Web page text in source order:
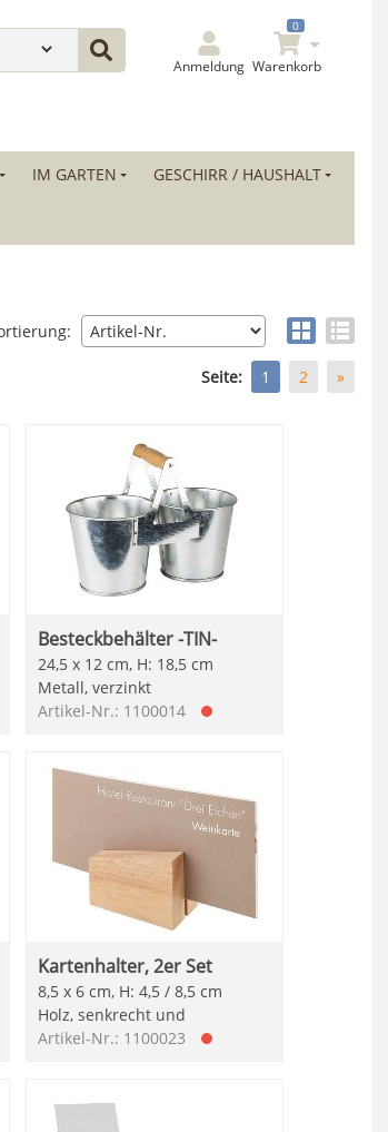
Anmeldung
0
Warenkorb
IM GARTEN GESCHIRR / HAUSHALT
Seite: 1 2 »
Besteckbehälter -TIN-
24,5 x 12 cm, H: 18,5 cm
Metall, verzinkt
Artikel-Nr.: 1100014
Kartenhalter, 2er Set
8,5 x 6 cm, H: 4,5 / 8,5 cm
Holz, senkrecht und
Artikel-Nr.: 1100023